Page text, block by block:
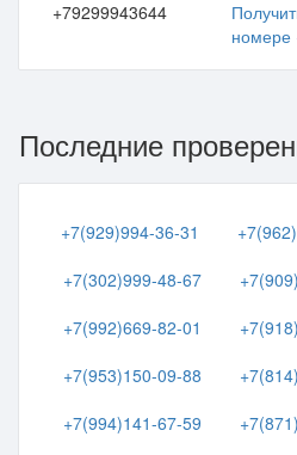
+79299943644
номере
Последние
+7(929)994-36-31
+7(302)999-48-67
+7(992)669-82-01
+7(953)150-09-88
+7(994)141-67-59